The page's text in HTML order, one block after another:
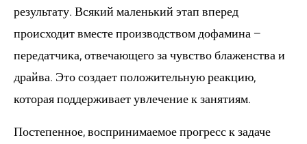
результату. Всякий маленький этап вперед
происходит вместе производством дофамина –
передатчика, отвечающего за чувство блаженства и
драйва. Это создает положительную реакцию,
которая поддерживает увлечение к занятиям.
Постепенное, воспринимаемое прогресс к задаче